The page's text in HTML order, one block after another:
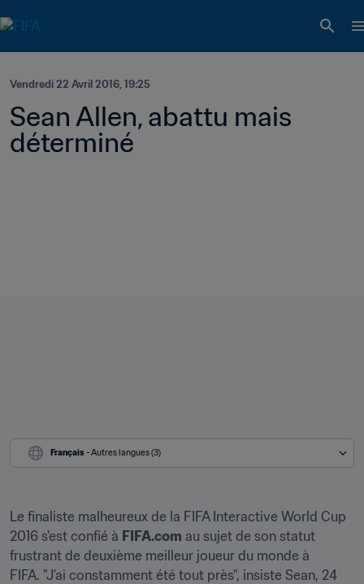
Vendredi 22 Avril 2016, 19:25
Sean Allen, abattu mais
déterminé
Français - Autres langues (3)
Le finaliste malheureux de la FIFA Interactive World Cup
2016 s'est confié à FIFA.com au sujet de son statut
frustrant de deuxième meilleur joueur du monde à
FIFA. "J'ai constamment été tout près", insiste Sean, 24